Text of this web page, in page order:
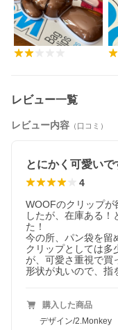
レビュー一覧
レビュー内容 （口コミ）
とにかく可愛いで
4
WOOFのクリップが
したが、在庫ある！
た！
今の所、パン袋を留
クリップとしては多
が、可愛さ重視で買
形状が丸いので、指
購入した商品
デザイン/2.Monkey